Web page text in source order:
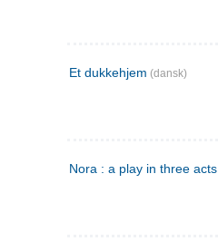
Et dukkehjem (dansk)
Nora : a play in three acts